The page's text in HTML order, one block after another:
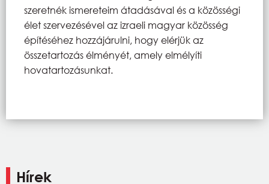
szeretnék ismereteim átadásával és a közösségi
élet szervezésével az izraeli magyar közösség
építéséhez hozzájárulni, hogy elérjük az
összetartozás élményét, amely elmélyíti
hovatartozásunkat.
Hírek